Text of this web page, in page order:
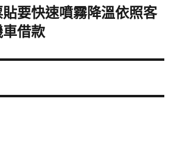
要快速噴霧降溫依照客
借款